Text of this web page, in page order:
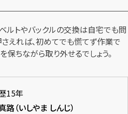
ルトやバックルの交換は自宅でも問
さえれば、初めてでも慌てず作業で
保ちながら取り外せるでしょう。
15年
路（いしやま しんじ）